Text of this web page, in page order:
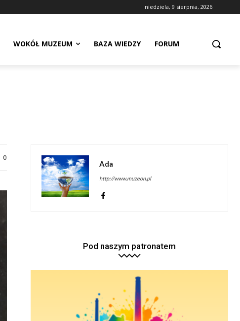
niedziela, 9 sierpnia, 2026
WOKÓŁ MUZEUM BAZA WIEDZY FORUM
0
Ada
http://www.muzeon.pl
Pod naszym patronatem